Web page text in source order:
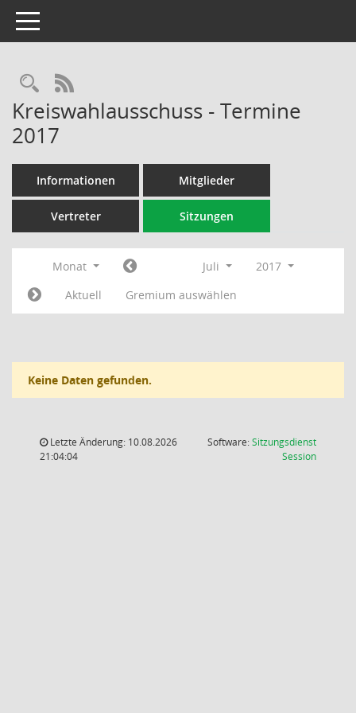
Toggle navigation
Rechercheauswahl
RSS-Feed
Kreiswahlausschuss - Termine
2017
Informationen Mitglieder
Vertreter Sitzungen
Monat Juli
2017
Aktuell
Gremium auswählen
Keine Daten gefunden.
Letzte Änderung: 10.08.2026
21:04:04
Software:Sitzungsdienst
Session(Wird in